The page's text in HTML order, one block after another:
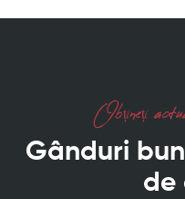
Obțineți
Gânduri
de